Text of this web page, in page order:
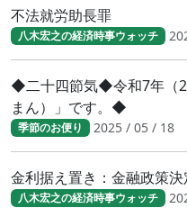
不法就労助長罪
八木宏之の経済時事ウォッチ
◆二十四節気◆令和7年（
まん）」です。◆
季節のお便り 2025 / 05 / 18
金利据え置き：金融政策決
八木宏之の経済時事ウォッチ